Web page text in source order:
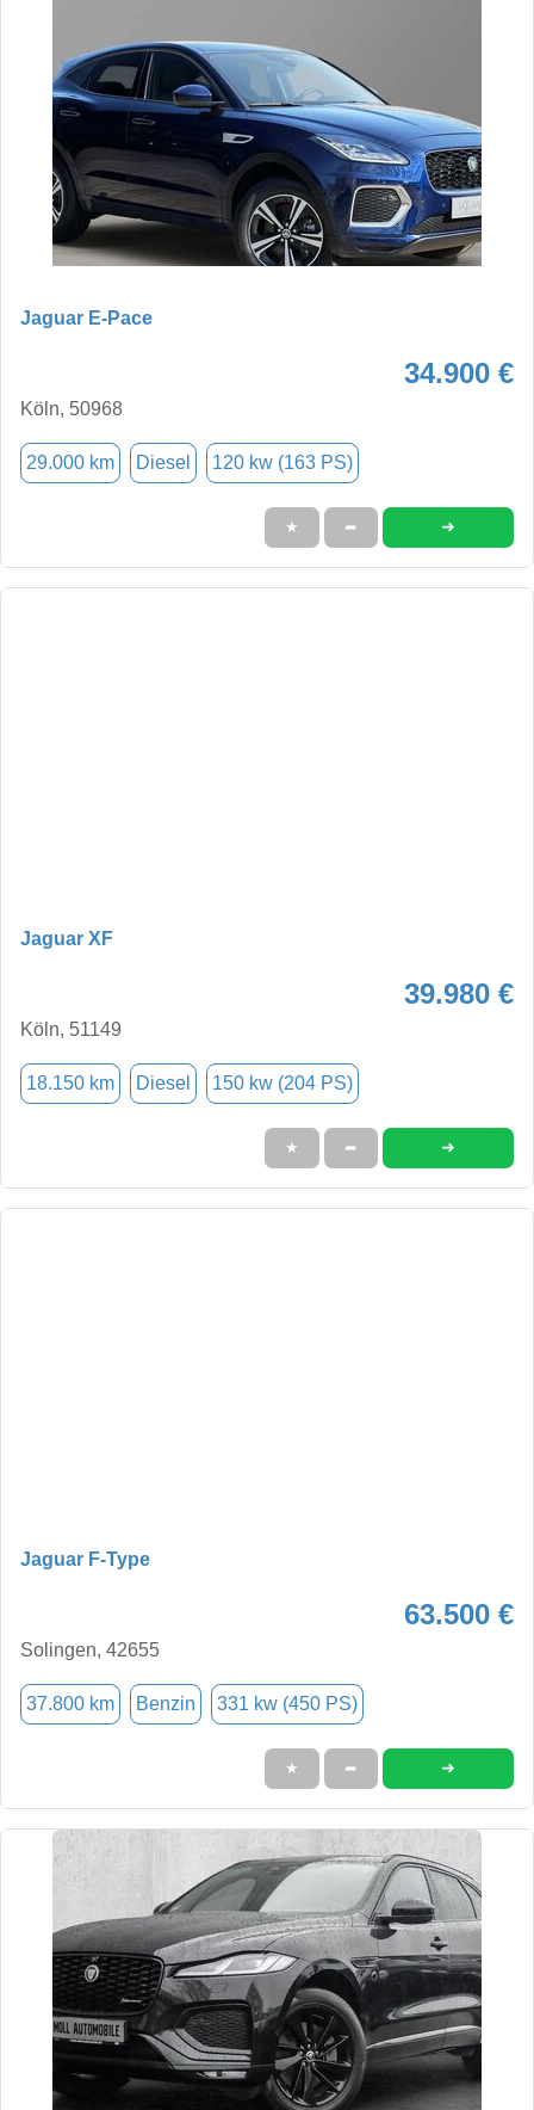
Jaguar E-Pace
34.900 €
Köln, 50968
29.000 km Diesel 120 kw (163 PS)
★ ➦ ➜
Jaguar XF
39.980 €
Köln, 51149
18.150 km Diesel 150 kw (204 PS)
★ ➦ ➜
Jaguar F-Type
63.500 €
Solingen, 42655
37.800 km Benzin 331 kw (450 PS)
★ ➦ ➜